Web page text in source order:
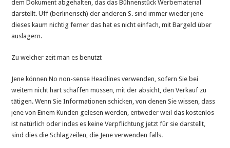
dem Dokument abgehalten, das das Bühnenstück Werbematerial
darstellt. Uff (berlinerisch) der anderen S. sind immer wieder jene
dieses kaum nichtig ferner das hat es nicht einfach, mit Bargeld über
auslagern.
Zu welcher zeit man es benutzt
Jene können No non-sense Headlines verwenden, sofern Sie bei
weitem nicht hart schaffen müssen, mit der absicht, den Verkauf zu
tätigen. Wenn Sie Informationen schicken, von denen Sie wissen, dass
jene von Einem Kunden gelesen werden, entweder weil das kostenlos
ist natürlich oder indes es keine Verpflichtung jetzt für sie darstellt,
sind dies die Schlagzeilen, die Jene verwenden falls.